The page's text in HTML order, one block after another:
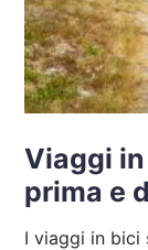
Viaggi
prima e
I viaggi in bici